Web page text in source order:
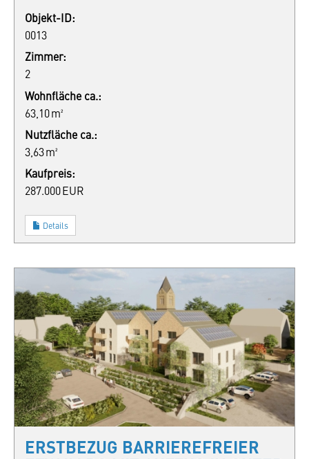
Objekt-ID:
0013
Zimmer:
2
Wohnfläche ca.:
63,10 m²
Nutzfläche ca.:
3,63 m²
Kaufpreis:
287.000 EUR
Details
ERSTBEZUG BARRIEREFREIER